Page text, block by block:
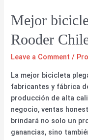
Mejor
Rooder
Leave a Comment /
La mejor bicicleta
fabricantes y fábrica
producción de alta
negocio, ventas
brindará no solo un
ganancias, sino